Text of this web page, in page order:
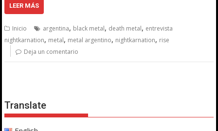
LEER MÁS
Inicio argentina, black metal, death metal, entrevista
nightkarnation, metal, metal argentino, nightkarnation, rise
Deja un comentario
Translate